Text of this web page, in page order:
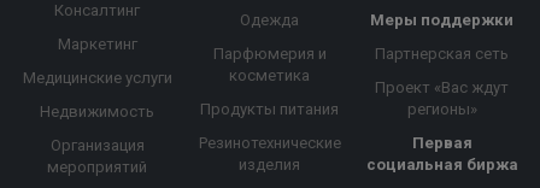
Консалтинг
Маркетинг
Медицинские услуги
Недвижимость
Организация
мероприятий
Одежда
Парфюмерия и
косметика
Продукты питания
Резинотехнические
изделия
Меры поддержки
Партнерская сеть
Проект «Вас ждут
регионы»
Первая
социальная биржа